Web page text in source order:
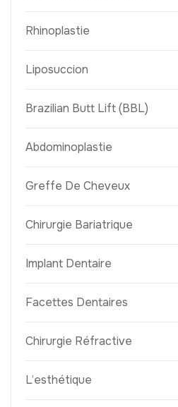
Rhinoplastie
Liposuccion
Brazilian Butt Lift (BBL)
Abdominoplastie
Greffe De Cheveux
Chirurgie Bariatrique
Implant Dentaire
Facettes Dentaires
Chirurgie Réfractive
L’esthétique